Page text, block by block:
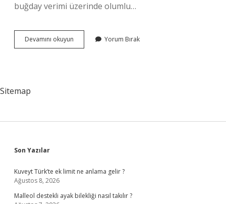
buğday verimi üzerinde olumlu…
Devamını okuyun
Çok
Yorum Bırak
Sitemap
Sidebar
Son Yazılar
Kuveyt Türk’te ek limit ne anlama gelir ?
Ağustos 8, 2026
Malleol destekli ayak bilekliği nasıl takılır ?